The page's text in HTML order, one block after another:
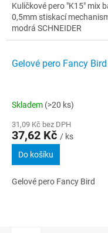
Kuličkové pero "K15" mix
0,5mm stiskací
modrá SCHNEIDER
Gelové pero Fancy Bird
Skladem (>20 ks)
31,09 Kč bez DPH
37,62 Kč / ks
Do košíku
Gelové pero Fancy Bird